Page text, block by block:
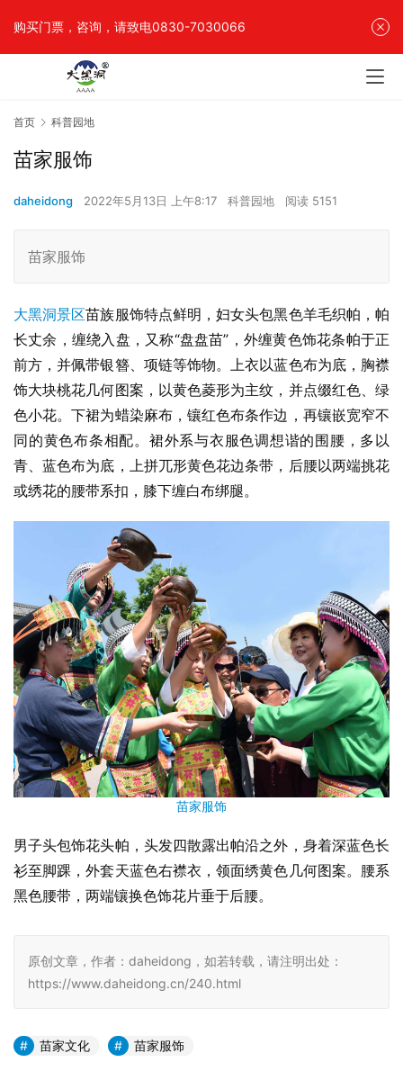
首页 科普园地
苗家服饰
daheidong 2022年5月13日 上午8:17 科普园地 阅读 5151
苗家服饰
大黑洞景区苗族服饰特点鲜明，妇女头包黑色羊毛织帕，帕
长丈余，缠绕入盘，又称“盘盘苗”，外缠黄色饰花条帕于正
前方，并佩带银簪、项链等饰物。上衣以蓝色布为底，胸襟
饰大块桃花几何图案，以黄色菱形为主纹，并点缀红色、绿
色小花。下裙为蜡染麻布，镶红色布条作边，再镶嵌宽窄不
同的黄色布条相配。裙外系与衣服色调想谐的围腰，多以
青、蓝色布为底，上拼兀形黄色花边条带，后腰以两端挑花
或绣花的腰带系扣，膝下缠白布绑腿。
苗家服饰
男子头包饰花头帕，头发四散露出帕沿之外，身着深蓝色长
衫至脚踝，外套天蓝色右襟衣，领面绣黄色几何图案。腰系
黑色腰带，两端镶换色饰花片垂于后腰。
原创文章，作者：daheidong，如若转载，请注明出处：
https://www.daheidong.cn/240.html
苗家文化 苗家服饰
购买门票，咨询，请致电0830-7030066